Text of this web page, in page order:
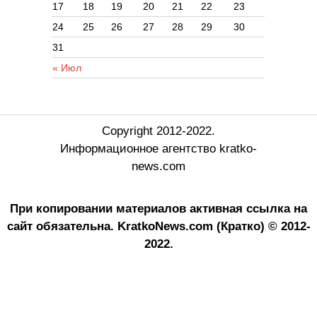
« Июл
17
18 19 20 21 22
23
24
25 26 27 28 29
30
31
Copyright 2012-2022.
Информационное агентство kratko-
news.com
При копировании материалов активная ссылка на
сайт обязательна. KratkoNews.com (Кратко) © 2012-
2022.